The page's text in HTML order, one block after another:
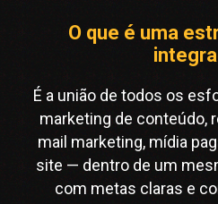
O que é uma
É a união de todos os
marketing de conteúdo,
mail marketing, mídia
site — dentro de um
com metas claras e